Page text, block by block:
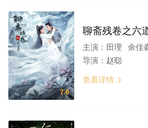
7.0
聊斋残卷之六
主演： 田理 余佳
导演： 赵聪
查看详情 